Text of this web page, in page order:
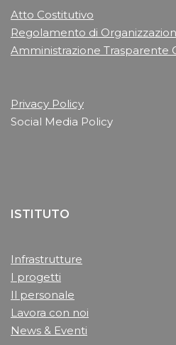
Atto Costitutivo
Regolamento di
Amministrazione Trasparente
Privacy Policy
Social Media Policy
ISTITUTO
Infrastrutture
I progetti
Il personale
Lavora con noi
News & Eventi